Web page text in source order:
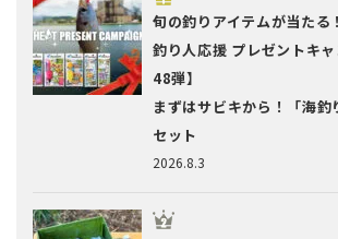
2026.8.3
旬の釣りアイテムが当たる！
釣り人応援 プレゼントキ
48弾】
まずはサビキから！「海釣
セット